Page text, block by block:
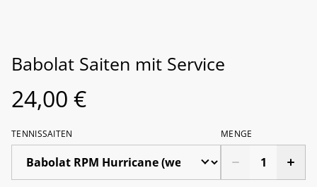
Babolat Saiten mit Service
24,00 €
TENNISSAITEN MENGE